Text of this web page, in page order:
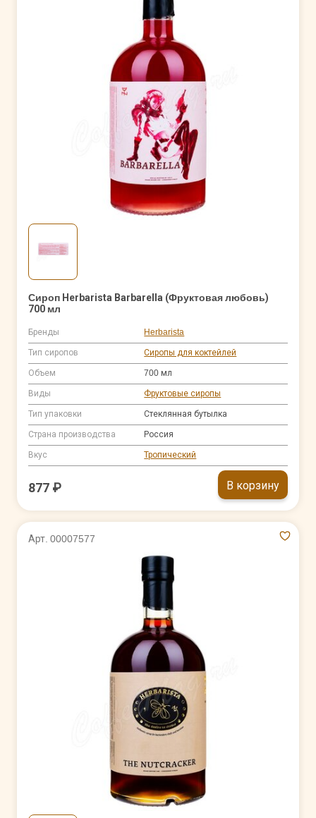
Сироп Herbarista Barbarella (Фруктовая любовь)
700 мл
Бренды Herbarista
Тип сиропов Сиропы для коктейлей
Объем 700 мл
Виды Фруктовые сиропы
Тип упаковки Стеклянная бутылка
Страна производства Россия
Вкус Тропический
877 ₽ В корзину
Арт. 00007577